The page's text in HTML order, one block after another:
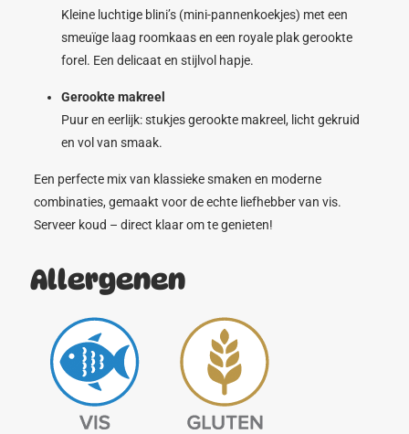
Kleine luchtige blini’s (mini-pannenkoekjes) met een
smeuïge laag roomkaas en een royale plak gerookte
forel. Een delicaat en stijlvol hapje.
Gerookte makreel
Puur en eerlijk: stukjes gerookte makreel, licht gekruid
en vol van smaak.
Een perfecte mix van klassieke smaken en moderne
combinaties, gemaakt voor de echte liefhebber van vis.
Serveer koud – direct klaar om te genieten!
Allergenen